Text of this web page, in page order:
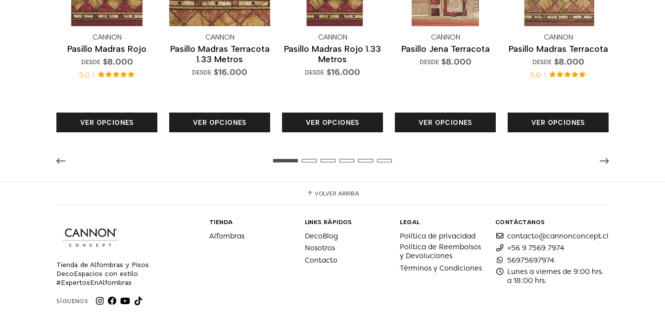
CANNON
Pasillo Madras Rojo
DESDE $8.000
5.0
VER OPCIONES
CANNON
Pasillo Madras Terracota
1.33 Metros
DESDE $16.000
VER OPCIONES
CANNON
Pasillo Madras Rojo 1.33
Metros
DESDE $16.000
VER OPCIONES
CANNON
Pasillo Jena Terracota
DESDE $8.000
VER OPCIONES
CANNON
Pasillo Madras Terracota
DESDE $8.000
5.0
VER OPCIONES
VOLVER ARRIBA
Tienda de Alfombras y Pisos
DecoEspacios con estilo
#ExpertosEnAlfombras
SÍGUENOS
TIENDA
Alfombras
LINKS RÁPIDOS
DecoBlog
Nosotros
Contacto
LEGAL
Política de privacidad
Política de Reembolsos
y Devoluciones
Términos y Condiciones
CONTÁCTANOS
contacto@cannonconcept.cl
+56 9 7569 7974
56975697974
Lunes a viernes de 9:00 hrs.
a 18:00 hrs.